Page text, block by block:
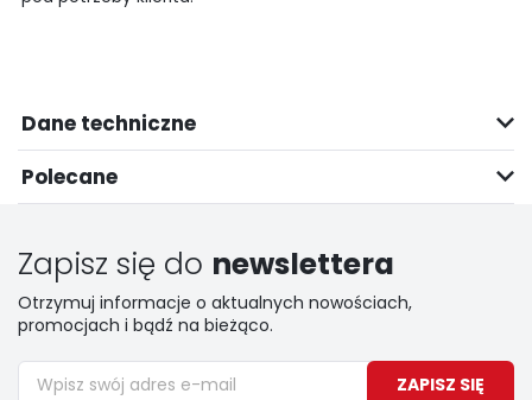
Dane techniczne
Polecane
Zapisz się do newslettera
Otrzymuj informacje o aktualnych nowościach,
promocjach i bądź na bieżąco.
ZAPISZ SIĘ